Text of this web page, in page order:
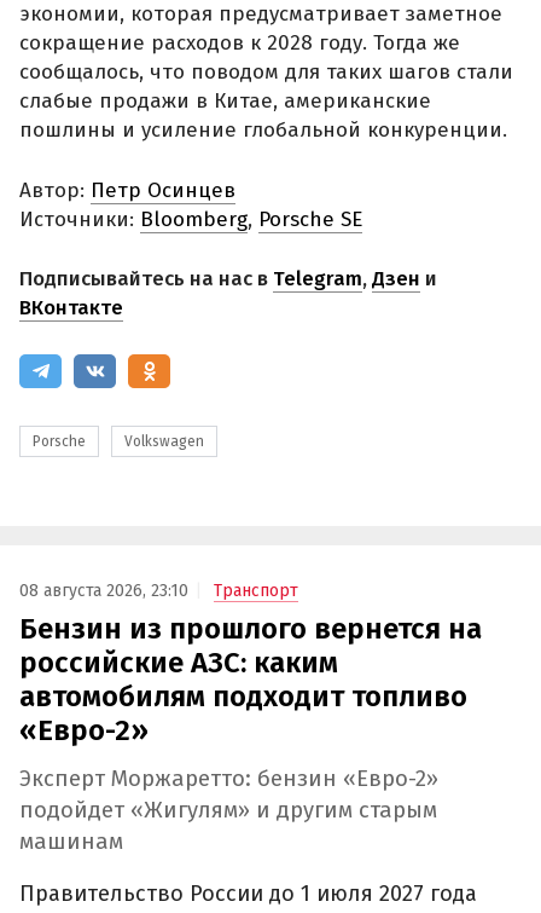
экономии, которая предусматривает заметное
сокращение расходов к 2028 году. Тогда же
сообщалось, что поводом для таких шагов стали
слабые продажи в Китае, американские
пошлины и усиление глобальной конкуренции.
Автор: Петр Осинцев
Источники: Bloomberg, Porsche SE
Подписывайтесь на нас в Telegram,Дзен и
ВКонтакте
Porsche Volkswagen
08 августа 2026, 23:10 Транспорт
Бензин из прошлого вернется на
российские АЗС: каким
автомобилям подходит топливо
«Евро-2»
Эксперт Моржаретто: бензин «Евро-2»
подойдет «Жигулям» и другим старым
машинам
Правительство России до 1 июля 2027 года